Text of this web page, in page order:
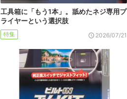
工具箱に「もう1本」。舐めたネジ専用プ
ライヤーという選択肢
特集 2026/07/21